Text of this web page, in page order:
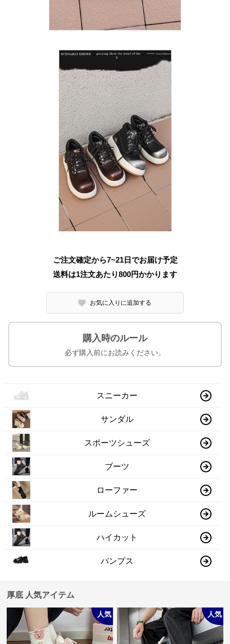
ご注文確定から7~21日でお届け予定
送料は1注文あたり800円かかります
お気に入りに追加する
購入時のルール
必ず購入前にお読みください。
スニーカー
サンダル
スポーツシューズ
ブーツ
ローファー
ルームシューズ
ハイカット
パンプス
厚底 人気アイテム
人気 人気